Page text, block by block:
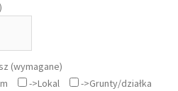
(wymagane)
->Lokal
->Grunty/działka